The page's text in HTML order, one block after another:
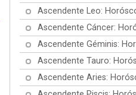
Ascendente Leo:
Ascendente Cáncer:
Ascendente Géminis:
Ascendente Tauro:
Ascendente Aries: